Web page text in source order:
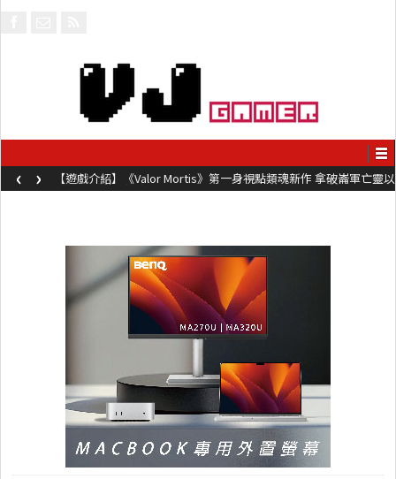
【遊戲介紹】《Valor Mortis》第一身視點類魂新作 拿破崙軍亡靈以
槍械劍與魔法殺敵
‹ ›